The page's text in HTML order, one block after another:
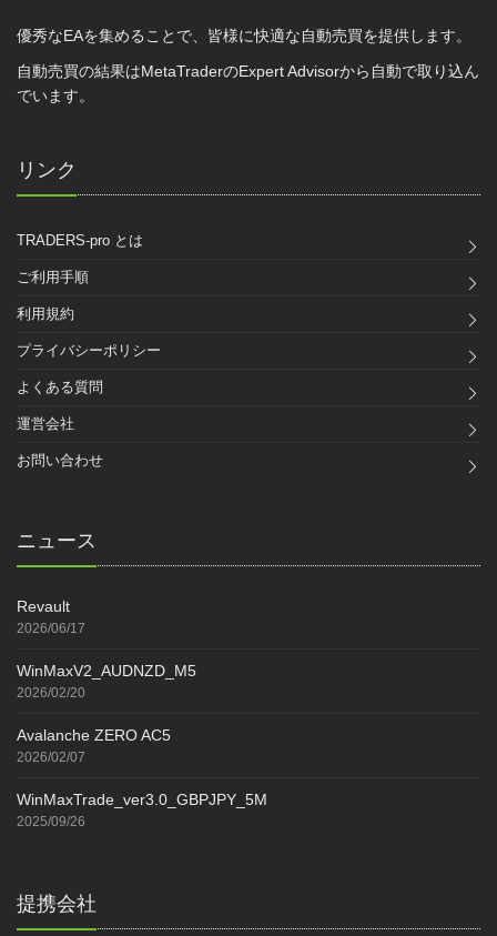
優秀なEAを集めることで、皆様に快適な自動売買を提供します。
自動売買の結果はMetaTraderのExpert Advisorから自動で取り込ん
でいます。
リンク
TRADERS-pro とは
ご利用手順
利用規約
プライバシーポリシー
よくある質問
運営会社
お問い合わせ
ニュース
Revault
2026/06/17
WinMaxV2_AUDNZD_M5
2026/02/20
Avalanche ZERO AC5
2026/02/07
WinMaxTrade_ver3.0_GBPJPY_5M
2025/09/26
提携会社